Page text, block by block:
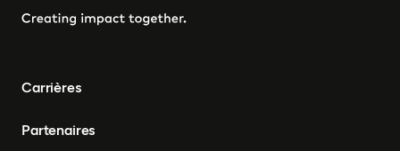
Carrières
Partenaires